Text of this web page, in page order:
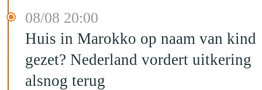
08/08 20:00
Huis in Marokko op naam van kind
gezet? Nederland vordert uitkering
alsnog terug